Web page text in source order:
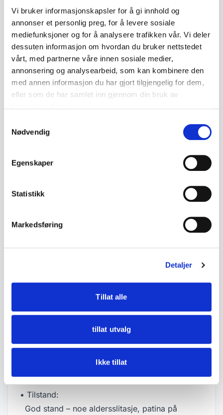
Vi bruker informasjonskapsler for å gi innhold og
annonser et personlig preg, for å levere sosiale
mediefunksjoner og for å analysere trafikken vår. Vi deler
dessuten informasjon om hvordan du bruker nettstedet
vårt, med partnerne våre innen sosiale medier,
annonsering og analysearbeid, som kan kombinere den
med annen informasjon du har gjort tilgjengelig for dem,
eller som de har samlet inn gjennom din bruk av
Nødvendig
Egenskaper
Statistikk
Markedsføring
Detaljer
Tillat alle
tillat utvalg
Ikke tillat
·
Tilbake til Juli / August auksjon
← Forrige objekt
#56
Neste objekt →
#58
Måneskinnslampe med rosa frostet glasskuppel
og detaljer i messingfarget metall. Lampen er
opphengt i kjettinger og fremstår som en eldre
• Oppheng med kjettinger
• Fremstår som eldre, trolig fra 1900-tallet
- Diameter ca. 24 cm
• Tilstand:
God stand – noe aldersslitasje, patina på